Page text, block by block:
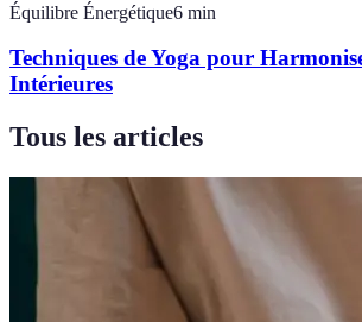
Équilibre Énergétique6 min
Techniques de Yoga pour
Intérieures
Tous les articles